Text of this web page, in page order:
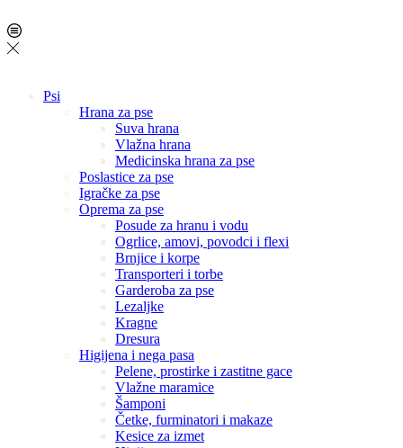
Psi
Hrana za pse
Suva hrana
Vlažna hrana
Medicinska hrana za pse
Poslastice za pse
Igračke za pse
Oprema za pse
Posude za hranu i vodu
Ogrlice, amovi, povodci i flexi
Brnjice i korpe
Transporteri i torbe
Garderoba za pse
Lezaljke
Kragne
Dresura
Higijena i nega pasa
Pelene, prostirke i zastitne gace
Vlažne maramice
Šamponi
Četke, furminatori i makaze
Kesice za izmet